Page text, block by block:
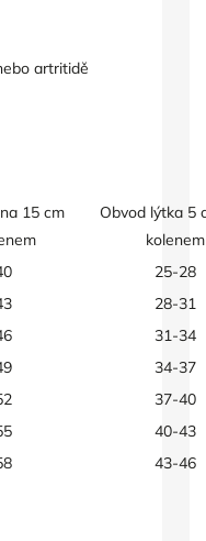
artritidě
15 cm
Obvod lýtka 5
kolenem
25-28
28-31
31-34
34-37
37-40
40-43
43-46